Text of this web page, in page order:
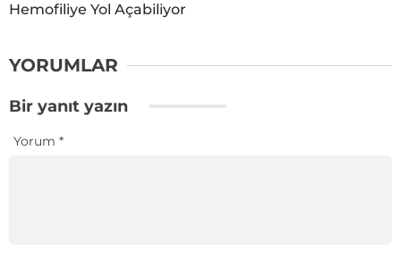
Hemofiliye Yol Açabiliyor
YORUMLAR
Bir yanıt yazın
Yorum *